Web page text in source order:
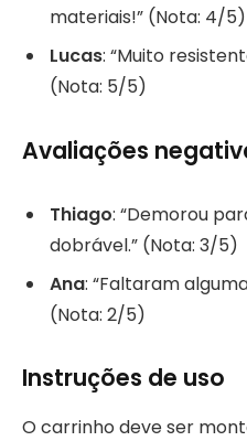
materiais!” (Nota: 4/5)
Lucas: “Muito
(Nota: 5/5)
Avaliações
Thiago: “Demorou
dobrável.” (Nota: 3/5)
Ana: “Faltaram
(Nota: 2/5)
Instruções de uso
O carrinho deve ser